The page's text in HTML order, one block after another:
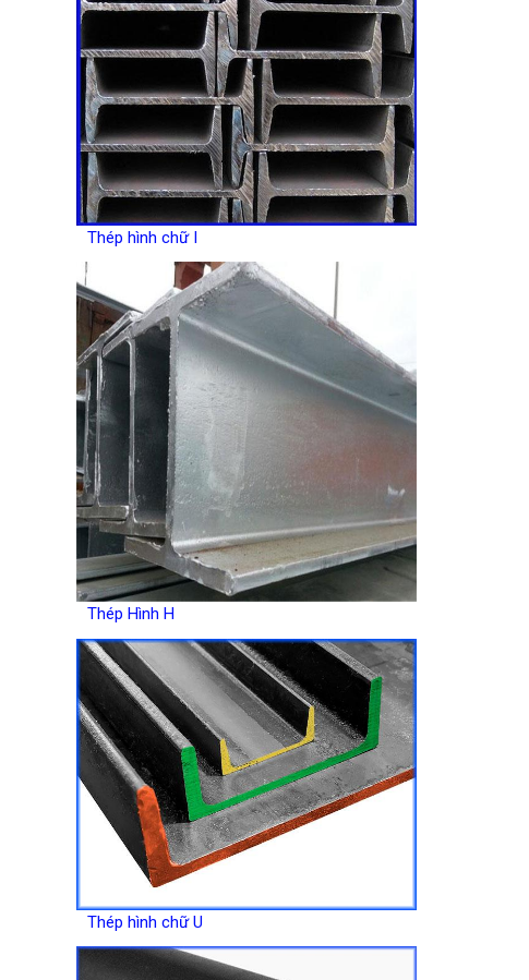
Thép hình chữ I
Thép Hình H
Thép hình chữ U